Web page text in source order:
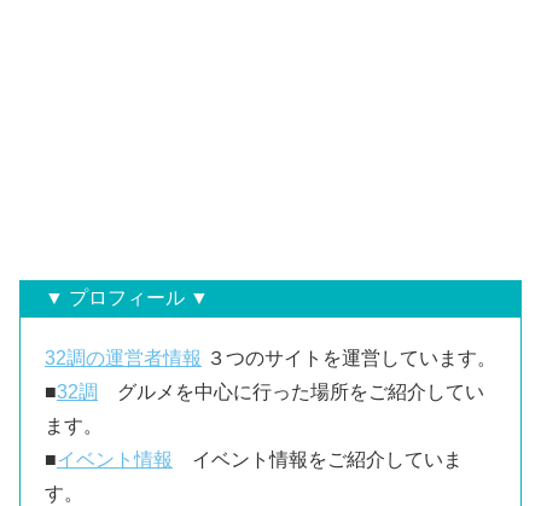
▼ プロフィール ▼
32調の運営者情報 ３つのサイトを運営しています。
■32調
グルメを中心に行った場所をご紹介してい
ます。
■イベント情報
イベント情報をご紹介していま
す。